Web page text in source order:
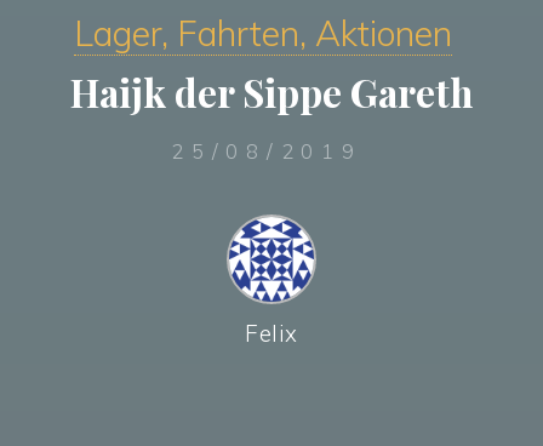
Lager, Fahrten, Aktionen
Haijk der Sippe Gareth
25/08/2019
Felix